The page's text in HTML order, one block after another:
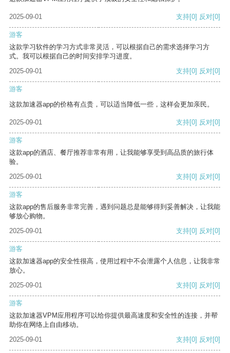
2025-09-01 支持[0] 反对[0]
游客
这款学习软件的学习方式非常灵活，可以根据自己的需求选择学习方
式。我可以根据自己的时间安排学习进度。
2025-09-01
支持[0] 反对[0]
游客
这款加速器app的价格有点贵，可以适当降低一些，这样会更加亲民。
2025-09-01 支持[0] 反对[0]
游客
这款app的酒店、餐厅推荐非常有用，让我能够享受到高品质的旅行体
验。
2025-09-01
支持[0] 反对[0]
游客
这款app的售后服务非常完善，遇到问题总是能够得到妥善解决，让我能
够放心购物。
2025-09-01
支持[0] 反对[0]
游客
这款加速器app的安全性很高，使用过程中不会泄露个人信息，让我非常
放心。
2025-09-01
支持[0] 反对[0]
游客
这款加速器VPM应用程序可以给你提供最高速度和安全性的连接，并帮
助你在网络上自由移动。
2025-09-01
支持[0] 反对[0]